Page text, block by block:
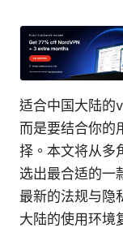
适合中国大陆的
而是要结合你的
择。本文将从多
选出最合适的一
最新的法规与隐
大陆的使用环境